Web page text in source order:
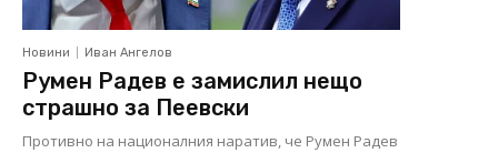
Новини Иван Ангелов
Румен Радев е замислил нещо
страшно за Пеевски
Противно на националния наратив, че Румен Радев